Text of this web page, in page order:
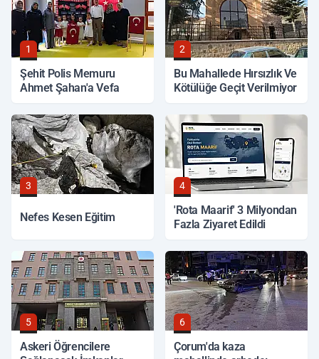
1
Şehit Polis Memuru
Ahmet Şahan'a Vefa
2
Bu Mahallede Hırsızlık Ve
Kötülüğe Geçit Verilmiyor
3
Nefes Kesen Eğitim
4
'Rota Maarif' 3 Milyondan
Fazla Ziyaret Edildi
5
Askeri Öğrencilere
6
Çorum'da kaza